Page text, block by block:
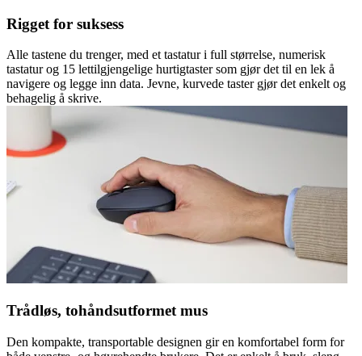
Rigget for suksess
Alle tastene du trenger, med et tastatur i full størrelse, numerisk
tastatur og 15 lettilgjengelige hurtigtaster som gjør det til en lek å
navigere og legge inn data. Jevne, kurvede taster gjør det enkelt og
behagelig å skrive.
Trådløs, tohåndsutformet mus
Den kompakte, transportable designen gir en komfortabel form for